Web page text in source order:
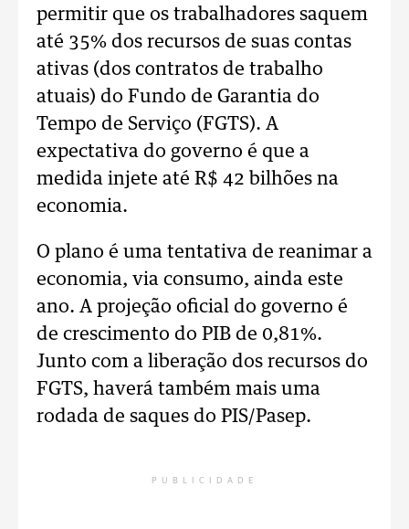
permitir que os trabalhadores saquem
até 35% dos recursos de suas contas
ativas (dos contratos de trabalho
atuais) do Fundo de Garantia do
Tempo de Serviço (FGTS). A
expectativa do governo é que a
medida injete até R$ 42 bilhões na
economia.
O plano é uma tentativa de reanimar a
economia, via consumo, ainda este
ano. A projeção oficial do governo é
de crescimento do PIB de 0,81%.
Junto com a liberação dos recursos do
FGTS, haverá também mais uma
rodada de saques do PIS/Pasep.
PUBLICIDADE